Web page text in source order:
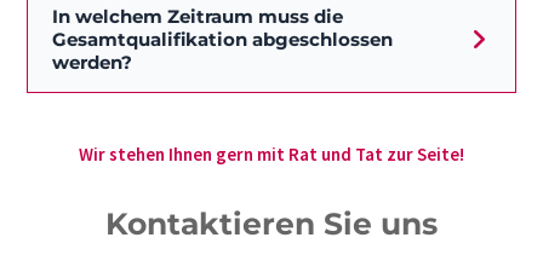
In welchem Zeitraum muss die
Gesamtqualifikation abgeschlossen
werden?
Wir stehen Ihnen gern mit Rat und Tat zur Seite!
Kontaktieren Sie uns